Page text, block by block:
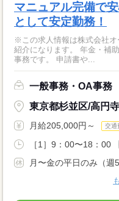
マニュアル完備で
として安定勤務！
※この求人情報は株式会社
紹介になります。 年金・補
事務です。 申請書や...
一般事務・OA事務
東京都杉並区/高円
月給205,000円～ 交通
［1］9：00〜18：00
月〜金の平日のみ（週